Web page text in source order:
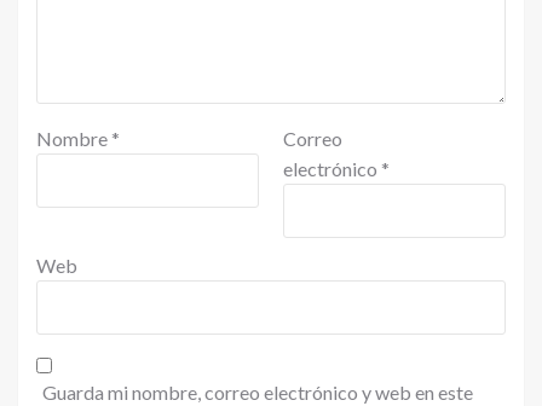
Nombre *
Correo
electrónico *
Web
Guarda mi nombre, correo electrónico y web en este